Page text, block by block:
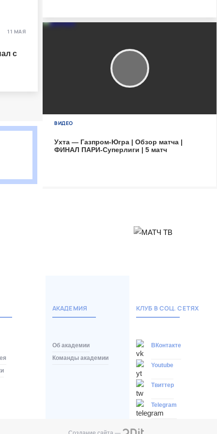
с
11 МАЯ
ВИДЕО
Ухта — Газпром-Югра | Обзор матча |
ФИНАЛ ПАРИ-Суперлиги | 5 матч
АКАДЕМИЯ
Об академии
Команды академии
КЛУБ В СОЦ. СЕТЯХ
ВКонтакте
Youtube
Твиттер
Telegram